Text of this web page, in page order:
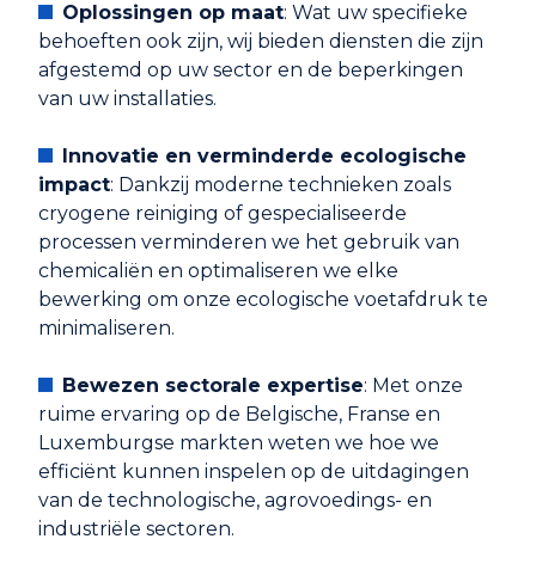
Oplossingen op maat: Wat uw specifieke
behoeften ook zijn, wij bieden diensten die zijn
afgestemd op uw sector en de beperkingen
van uw installaties.
Innovatie en verminderde ecologische
impact: Dankzij moderne technieken zoals
cryogene reiniging of gespecialiseerde
processen verminderen we het gebruik van
chemicaliën en optimaliseren we elke
bewerking om onze ecologische voetafdruk te
minimaliseren.
Bewezen sectorale expertise: Met onze
ruime ervaring op de Belgische, Franse en
Luxemburgse markten weten we hoe we
efficiënt kunnen inspelen op de uitdagingen
van de technologische, agrovoedings- en
industriële sectoren.